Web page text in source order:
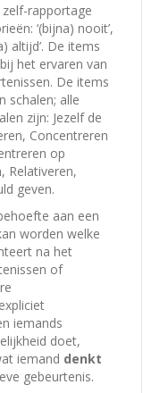
zelf-rapportage
‘(bijna) nooit’,
altijd’. De items
het ervaren van
De items
schalen; alle
zijn: Jezelf de
Concentreren
op
Relativeren,
geven.
aan een
worden welke
na het
of
iemands
doet,
iemand denkt
gebeurtenis.